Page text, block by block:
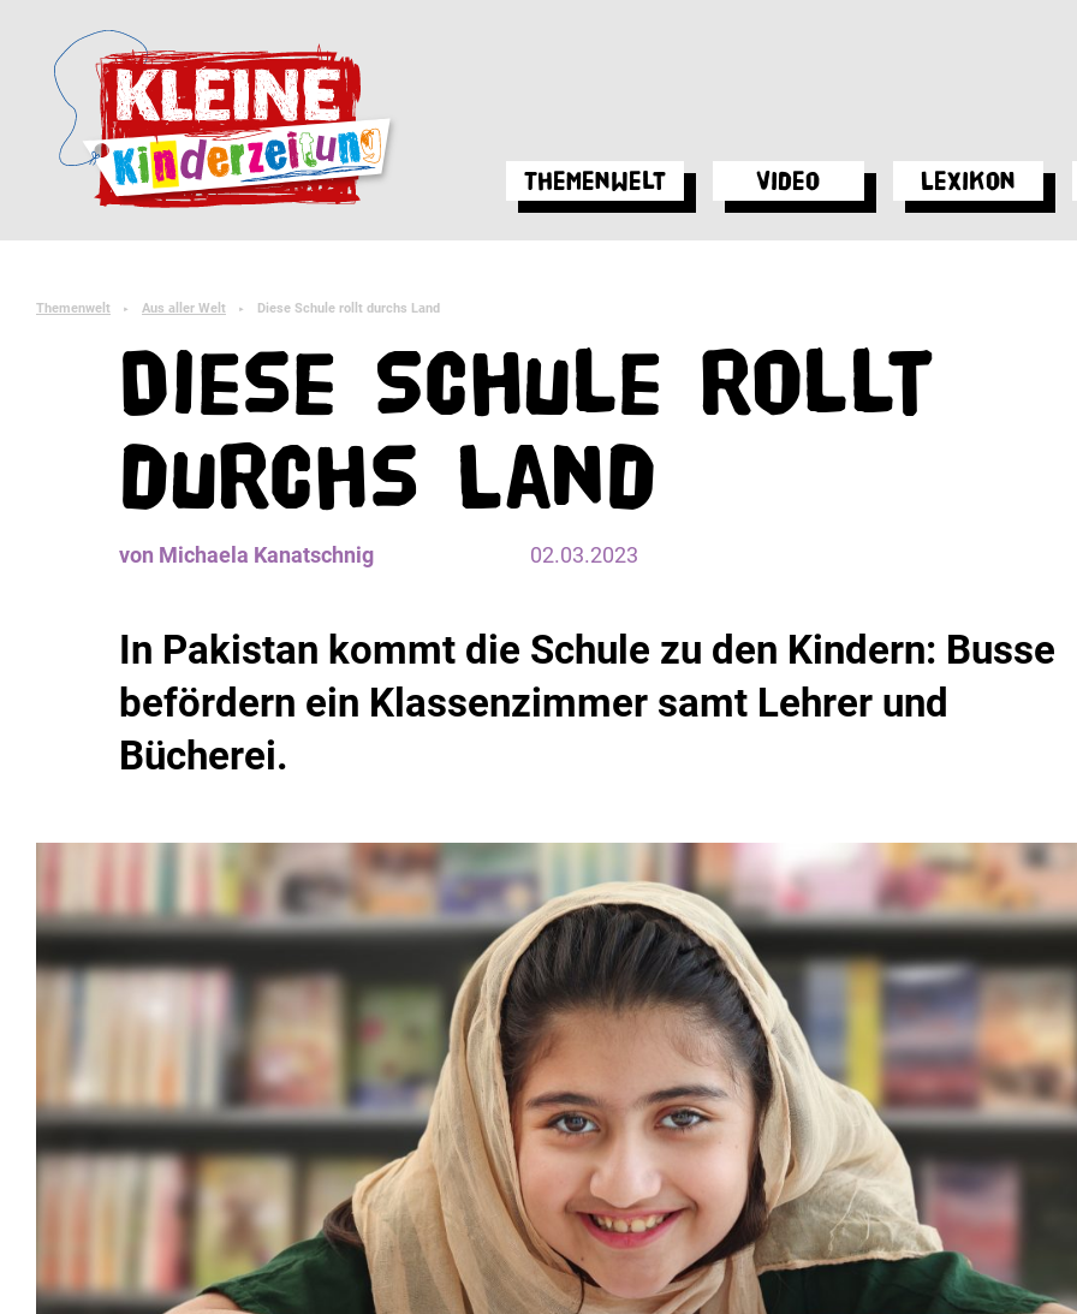
Themenwelt Video Lexikon
Themenwelt ► Aus aller Welt ► Diese Schule rollt durchs Land
Diese Schule rollt
durchs Land
von Michaela Kanatschnig 02.03.2023
In Pakistan kommt die Schule zu den Kindern: Busse
befördern ein Klassenzimmer samt Lehrer und
Bücherei.